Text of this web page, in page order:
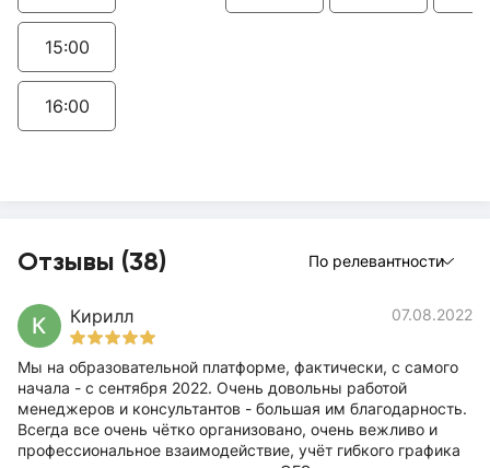
15:00
16:00
Отзывы (38) По релевантности
К Кирилл 07.08.2022
Мы на образовательной платформе, фактически, с самого
начала - с сентября 2022. Очень довольны работой
менеджеров и консультантов - большая им благодарность.
Всегда все очень чётко организовано, очень вежливо и
профессиональное взаимодействие, учёт гибкого графика